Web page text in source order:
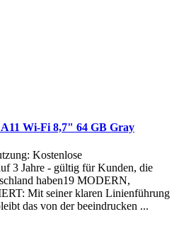
Wi-Fi 8,7" 64 GB Gray
Kostenlose
3 Jahre - gültig für Kunden, die
haben19 MODERN,
Mit seiner klaren Linienführung
das von der beeindrucken ...